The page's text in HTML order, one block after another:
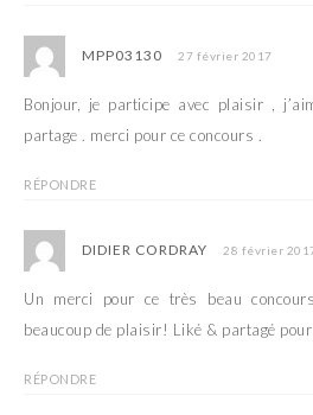
MPP03130 27 février 2017
Bonjour, je participe avec plaisir ,
partage . merci pour ce concours .
RÉPONDRE
DIDIER CORDRAY 28 février
Un merci pour ce très beau
beaucoup de plaisir! Liké & partagé
RÉPONDRE